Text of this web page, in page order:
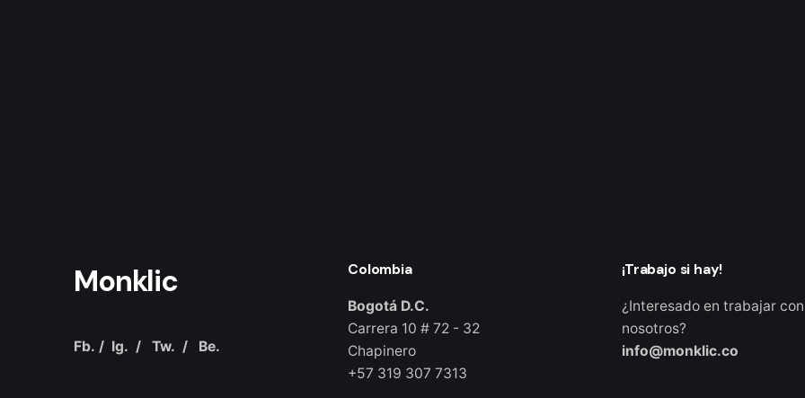
Monklic
Fb. / Ig. / Tw. / Be.
Colombia
Bogotá D.C.
Carrera 10 # 72 - 32
Chapinero
+57 319 307 7313
¡Trabajo si hay!
¿Interesado en trabajar con
nosotros?
info@monklic.co